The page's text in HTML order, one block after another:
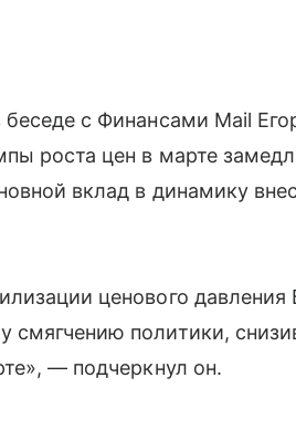
с Финансами Mail
роста цен в марте
вклад в динамику
ценового
смягчению политики,
— подчеркнул он.